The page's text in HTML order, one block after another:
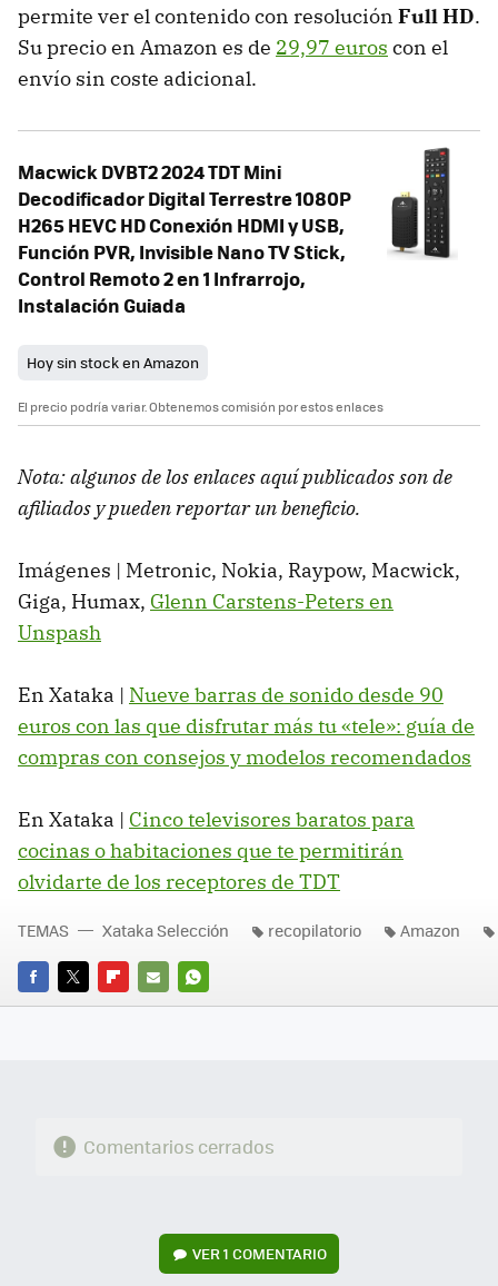
permite ver el contenido con resolución Full HD.
Su precio en Amazon es de 29,97 euros con el
envío sin coste adicional.
Macwick DVBT2 2024 TDT Mini
Decodificador Digital Terrestre 1080P
H265 HEVC HD Conexión HDMI y USB,
Función PVR, Invisible Nano TV Stick,
Control Remoto 2 en 1 Infrarrojo,
Instalación Guiada
Hoy sin stock en Amazon
El precio podría variar. Obtenemos comisión por estos enlaces
Nota: algunos de los enlaces aquí publicados son de
afiliados y pueden reportar un beneficio.
Imágenes | Metronic, Nokia, Raypow, Macwick,
Giga, Humax, Glenn Carstens-Peters en
Unspash
En Xataka | Nueve barras de sonido desde 90
euros con las que disfrutar más tu «tele»: guía de
compras con consejos y modelos recomendados
En Xataka | Cinco televisores baratos para
cocinas o habitaciones que te permitirán
olvidarte de los receptores de TDT
FACEBOOK
TWITTERFLIPBOARD
E-
WHATSAPP
TEMAS Xataka Selección recopilatorio Amazon
Comentarios cerrados
VER1 COMENTARIO